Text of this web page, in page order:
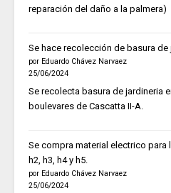
reparación del daño a la palmera)
Se hace recolección de basura de
por Eduardo Chávez Narvaez
25/06/2024
Se recolecta basura de jardineria
boulevares de Cascatta II-A.
Se compra material electrico para
h2, h3, h4 y h5.
por Eduardo Chávez Narvaez
25/06/2024